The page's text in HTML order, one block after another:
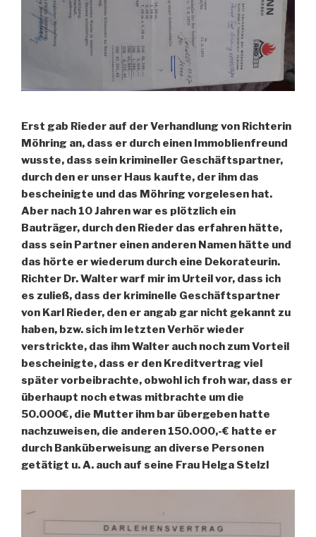
Erst gab Rieder auf der Verhandlung von Richterin
Möhring an, dass er durch einen Immoblienfreund
wusste, dass sein krimineller Geschäftspartner,
durch den er unser Haus kaufte, der ihm das
bescheinigte und das Möhring vorgelesen hat.
Aber nach 10 Jahren war es plötzlich ein
Bauträger, durch den Rieder das erfahren hätte,
dass sein Partner einen anderen Namen hätte und
das hörte er wiederum durch eine Dekorateurin.
Richter Dr. Walter warf mir im Urteil vor, dass ich
es zuließ, dass der kriminelle Geschäftspartner
von Karl Rieder, den er angab gar nicht gekannt zu
haben, bzw. sich im letzten Verhör wieder
verstrickte, das ihm Walter auch noch zum Vorteil
bescheinigte, dass er den Kreditvertrag viel
später vorbeibrachte, obwohl ich froh war, dass er
überhaupt noch etwas mitbrachte um die
50.000€, die Mutter ihm bar übergeben hatte
nachzuweisen, die anderen 150.000,-€ hatte er
durch Banküberweisung an diverse Personen
getätigt u. A. auch auf seine Frau Helga Stelzl